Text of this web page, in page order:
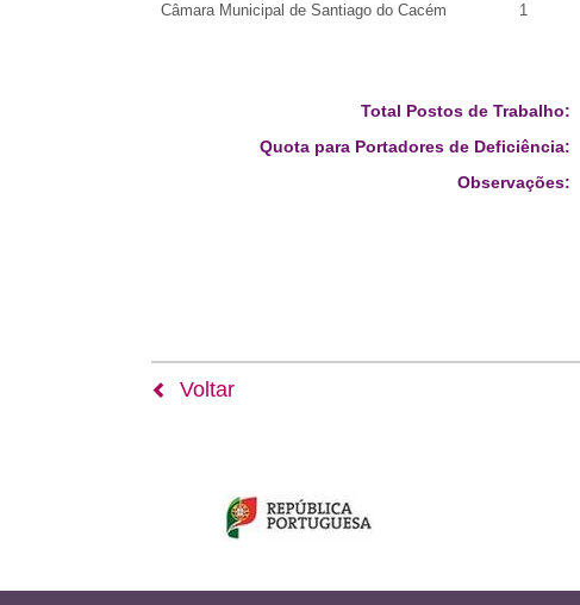
Câmara Municipal de Santiago do Cacém
1
Total Postos de Trabalho:
Quota para Portadores de Deficiência:
Observações:
Voltar